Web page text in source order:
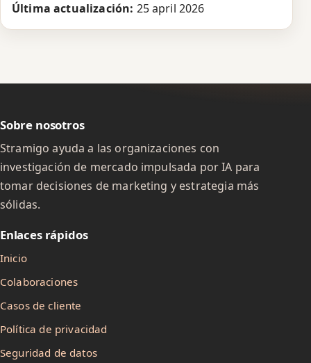
Última actualización: 25 april 2026
Sobre nosotros
Stramigo ayuda a las organizaciones con
investigación de mercado impulsada por IA para
tomar decisiones de marketing y estrategia más
sólidas.
Enlaces rápidos
Inicio
Colaboraciones
Casos de cliente
Política de privacidad
Seguridad de datos